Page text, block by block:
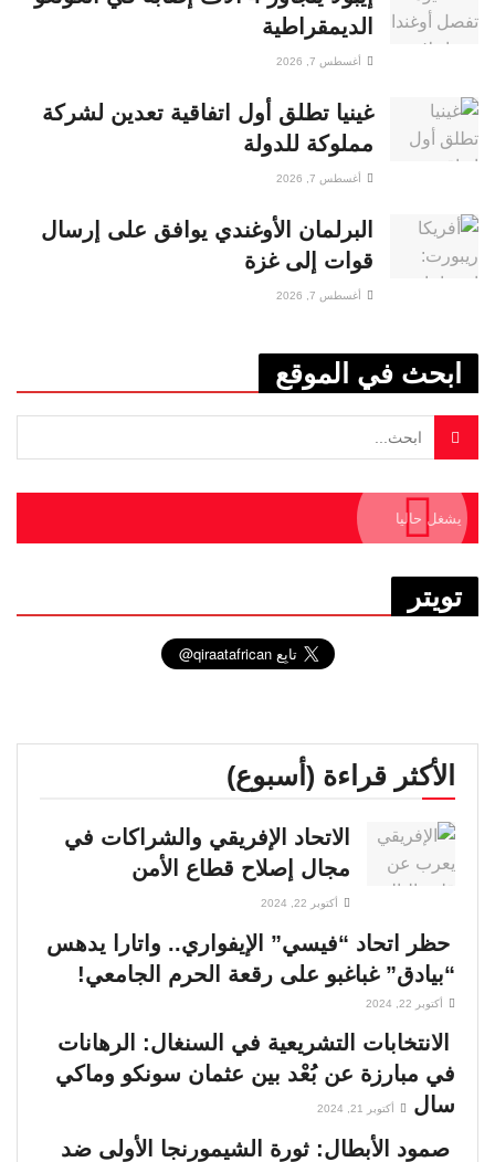
الديمقراطية
أغسطس 7, 2026
غينيا تطلق أول اتفاقية تعدين لشركة
مملوكة للدولة
أغسطس 7, 2026
البرلمان الأوغندي يوافق على إرسال
قوات إلى غزة
أغسطس 7, 2026
ابحث في الموقع
يشغل حاليا
تويتر
الأكثر قراءة (أسبوع)
الاتحاد الإفريقي والشراكات في
مجال إصلاح قطاع الأمن
أكتوبر 22, 2024
حظر اتحاد “فيسي” الإيفواري.. واتارا يدهس
“بيادق” غباغبو على رقعة الحرم الجامعي!
أكتوبر 22, 2024
الانتخابات التشريعية في السنغال: الرهانات
في مبارزة عن بُعْد بين عثمان سونكو وماكي
سال
أكتوبر 21, 2024
صمود الأبطال: ثورة الشيمورنجا الأولى ضد